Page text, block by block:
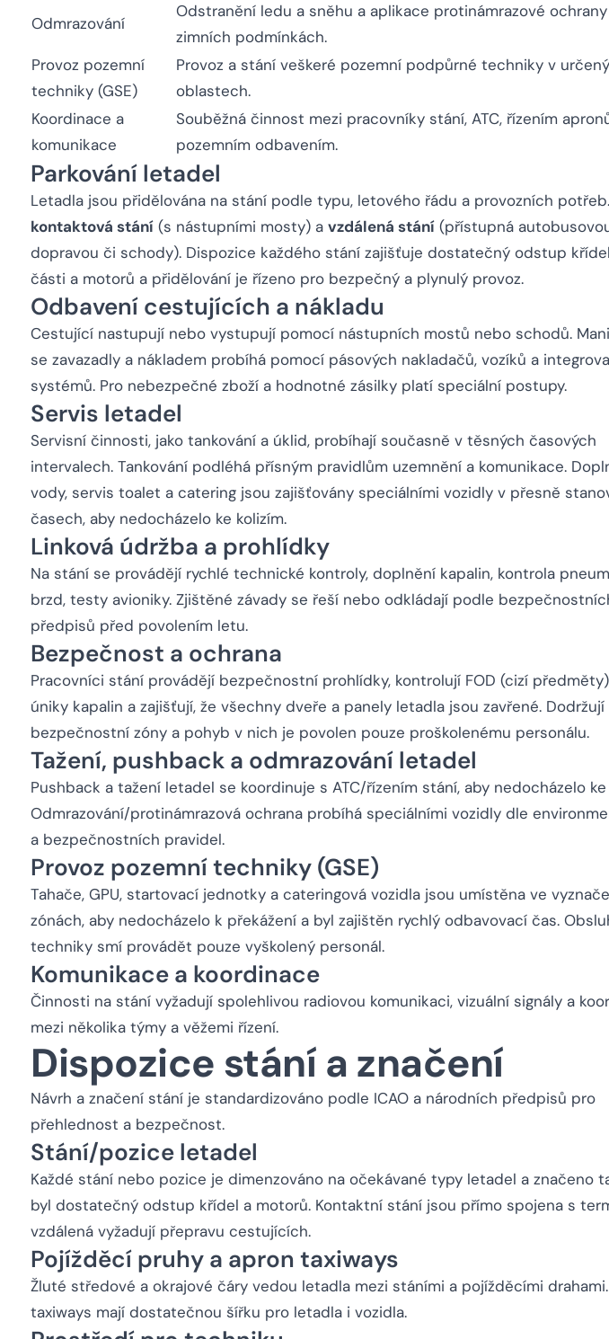
Odmrazování
Odstranění ledu a sněhu a aplikace protinámrazové
zimních podmínkách.
Provoz pozemní
techniky (GSE)
Provoz a stání veškeré pozemní podpůrné techniky v
oblastech.
Koordinace a
komunikace
Souběžná činnost mezi pracovníky stání, ATC, řízením
pozemním odbavením.
Parkování letadel
Letadla jsou přidělována na stání podle typu, letového řádu a provozních
kontaktová stání (s nástupními mosty) a vzdálená stání (přístupná
dopravou či schody). Dispozice každého stání zajišťuje dostatečný odstup
části a motorů a přidělování je řízeno pro bezpečný a plynulý provoz.
Odbavení cestujících a nákladu
Cestující nastupují nebo vystupují pomocí nástupních mostů nebo schodů.
se zavazadly a nákladem probíhá pomocí pásových nakladačů, vozíků a
systémů. Pro nebezpečné zboží a hodnotné zásilky platí speciální postupy.
Servis letadel
Servisní činnosti, jako tankování a úklid, probíhají současně v těsných časových
intervalech. Tankování podléhá přísným pravidlům uzemnění a komunikace.
vody, servis toalet a catering jsou zajišťovány speciálními vozidly v přesně
časech, aby nedocházelo ke kolizím.
Linková údržba a prohlídky
Na stání se provádějí rychlé technické kontroly, doplnění kapalin, kontrola
brzd, testy avioniky. Zjištěné závady se řeší nebo odkládají podle
předpisů před povolením letu.
Bezpečnost a ochrana
Pracovníci stání provádějí bezpečnostní prohlídky, kontrolují FOD (cizí
úniky kapalin a zajišťují, že všechny dveře a panely letadla jsou zavřené. Dodržují
bezpečnostní zóny a pohyb v nich je povolen pouze proškolenému personálu.
Tažení, pushback a odmrazování letadel
Pushback a tažení letadel se koordinuje s ATC/řízením stání, aby nedocházelo ke
Odmrazování/protinámrazová ochrana probíhá speciálními vozidly dle
a bezpečnostních pravidel.
Provoz pozemní techniky (GSE)
Tahače, GPU, startovací jednotky a cateringová vozidla jsou umístěna ve
zónách, aby nedocházelo k překážení a byl zajištěn rychlý odbavovací čas.
techniky smí provádět pouze vyškolený personál.
Komunikace a koordinace
Činnosti na stání vyžadují spolehlivou radiovou komunikaci, vizuální signály a
mezi několika týmy a věžemi řízení.
Dispozice stání a značení
Návrh a značení stání je standardizováno podle ICAO a národních předpisů pro
přehlednost a bezpečnost.
Stání/pozice letadel
Každé stání nebo pozice je dimenzováno na očekávané typy letadel a značeno
byl dostatečný odstup křídel a motorů. Kontaktní stání jsou přímo spojena s
vzdálená vyžadují přepravu cestujících.
Pojížděcí pruhy a apron taxiways
Žluté středové a okrajové čáry vedou letadla mezi stáními a pojížděcími
taxiways mají dostatečnou šířku pro letadla i vozidla.